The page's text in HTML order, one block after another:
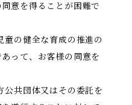
意を得ることが困難で
童の健全な育成の推進の
って、お客様の同意を
公共団体又はその委託を